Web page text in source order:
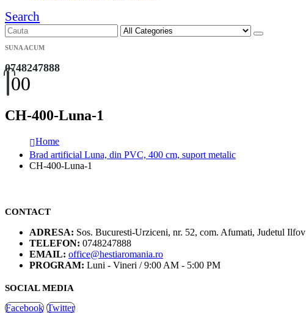
Search
SUNA ACUM
0748247888
00
CH-400-Luna-1
Home
Brad artificial Luna, din PVC, 400 cm, suport metalic
CH-400-Luna-1
CONTACT
ADRESA: Sos. Bucuresti-Urziceni, nr. 52, com. Afumati, Judetul Ilfov
TELEFON: 0748247888
EMAIL: office@hestiaromania.ro
PROGRAM: Luni - Vineri / 9:00 AM - 5:00 PM
SOCIAL MEDIA
Facebook Twitter